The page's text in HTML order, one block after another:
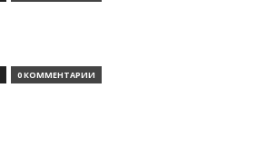
0 КОММЕНТАРИИ